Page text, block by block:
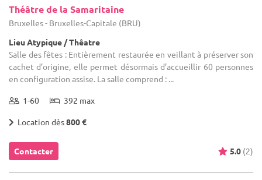
Théâtre de la Samaritaine
Bruxelles - Bruxelles-Capitale (BRU)
Lieu Atypique / Thêatre
Salle des fêtes : Entièrement restaurée en veillant à préserver son
cachet d’origine, elle permet désormais d’accueillir 60 personnes
en configuration assise. La salle comprend : ...
1-60 392 max
Location dès800 €
Contacter 5.0 (2)